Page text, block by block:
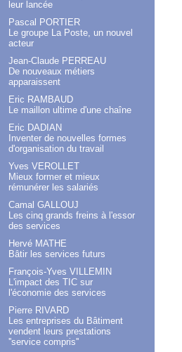
leur lancée
Pascal PORTIER
Le groupe La Poste, un nouvel
acteur
Jean-Claude PERREAU
De nouveaux métiers
apparaissent
Eric RAMBAUD
Le maillon ultime d'une chaîne
Eric DADIAN
Inventer de nouvelles formes
d'organisation du travail
Yves VEROLLET
Mieux former et mieux
rémunérer les salariés
Camal GALLOUJ
Les cinq grands freins à l'essor
des services
Hervé MATHE
Bâtir les services futurs
François-Yves VILLEMIN
L'impact des TIC sur
l'économie des services
Pierre RIVARD
Les entreprises du Bâtiment
vendent leurs prestations
''service compris''